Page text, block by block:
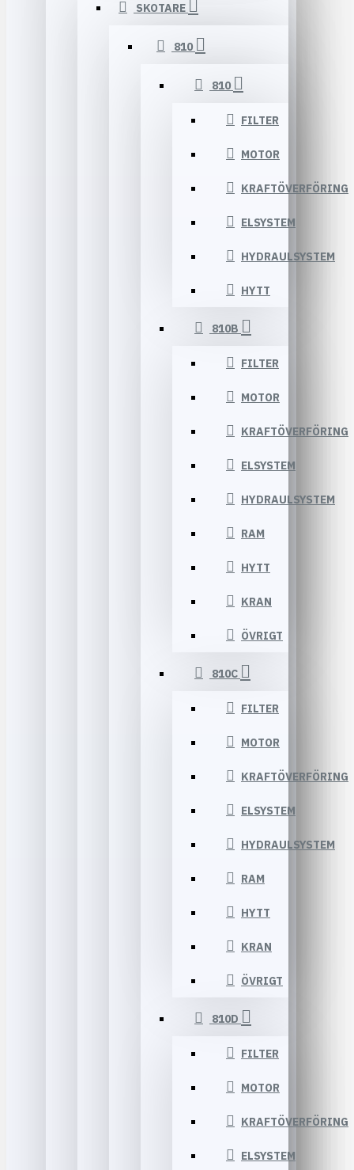
SKOTARE
810
810
FILTER
MOTOR
KRAFTÖVERFÖRING
ELSYSTEM
HYDRAULSYSTEM
HYTT
810B
FILTER
MOTOR
KRAFTÖVERFÖRING
ELSYSTEM
HYDRAULSYSTEM
RAM
HYTT
KRAN
ÖVRIGT
810C
FILTER
MOTOR
KRAFTÖVERFÖRING
ELSYSTEM
HYDRAULSYSTEM
RAM
HYTT
KRAN
ÖVRIGT
810D
FILTER
MOTOR
KRAFTÖVERFÖRING
ELSYSTEM